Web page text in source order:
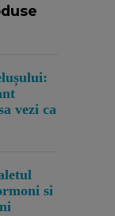
vezi ca
si